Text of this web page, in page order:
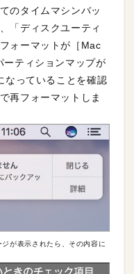
のタイムマシンバッ
「ディスクユーティ
ォーマットが［Mac
ティションマップが
なっていることを確認
再フォーマットしま
が表示されたら、その内容に